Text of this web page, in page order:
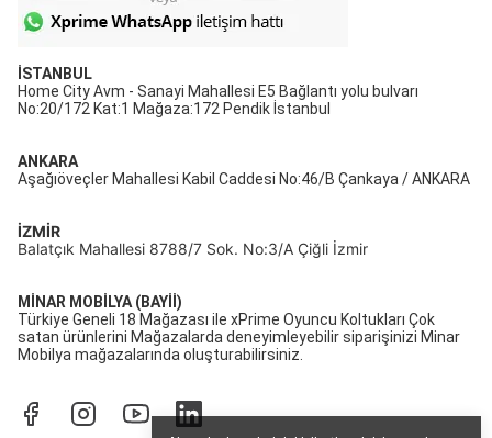
İSTANBUL
Home City Avm - Sanayi Mahallesi E5 Bağlantı yolu bulvarı
No:20/172 Kat:1 Mağaza:172 Pendik İstanbul
ANKARA
Aşağıöveçler Mahallesi Kabil Caddesi No:46/B Çankaya / ANKARA
İZMİR
Balatçık Mahallesi 8788/7 Sok. No:3/A Çiğli İzmir
MİNAR MOBİLYA (BAYİİ)
Türkiye Geneli 18 Mağazası ile xPrime Oyuncu Koltukları Çok
satan ürünlerini Mağazalarda deneyimleyebilir siparişinizi Minar
Mobilya mağazalarında oluşturabilirsiniz.